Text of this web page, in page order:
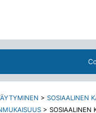
> SOSIAALINEN
> SOSIAALINEN